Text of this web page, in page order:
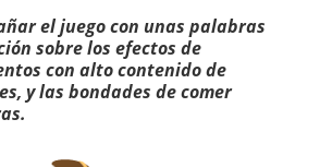
el juego con unas palabras
sobre los efectos de
con alto contenido de
y las bondades de comer